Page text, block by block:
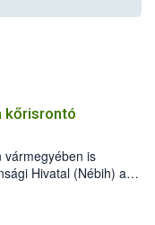
kőrisrontó
vármegyében is
Hivatal (Nébih) a
jelenlétét. A
meg, de már fertőzött